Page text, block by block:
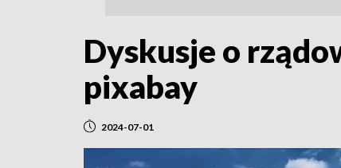
Dyskusje o
pixabay
2024-07-01